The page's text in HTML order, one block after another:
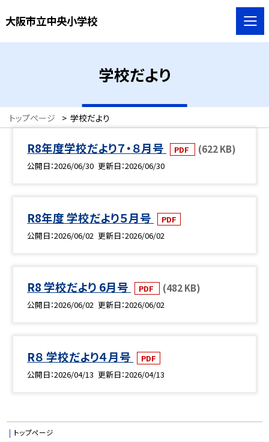
大阪市立中央小学校
学校だより
トップページ > 学校だより
R8年度学校だより７・８月号 PDF (622 KB)
公開日 2026/06/30 更新日 2026/06/30
R8年度 学校だより５月号
PDF
公開日 2026/06/02 更新日 2026/06/02
R8 学校だより 6月号 PDF (482 KB)
公開日 2026/06/02 更新日 2026/06/02
R８ 学校だより４月号
PDF
公開日 2026/04/13 更新日 2026/04/13
トップページ